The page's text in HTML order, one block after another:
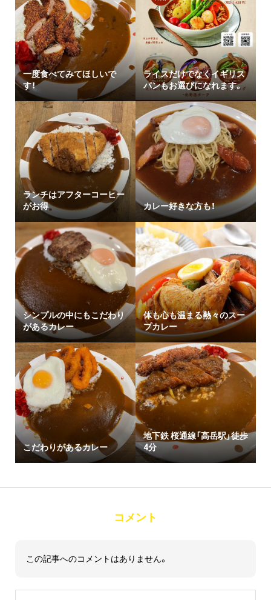
一度食べてみてほしいで
す！
ライスだけでなくイギリス
パンもお選びになれます。
ランチはアフターコーヒー
がお得
カレー好きな方も！
シンプルの中にもこだわり
があるカレー
体も心も温まる熱々のスー
プカレー
こだわりがあるカレー
地下鉄 桜通線「高岳駅」徒歩
4分
コメント
この記事へのコメントはありません。